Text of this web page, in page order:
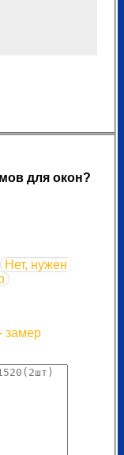
для окон?
Нет, нужен